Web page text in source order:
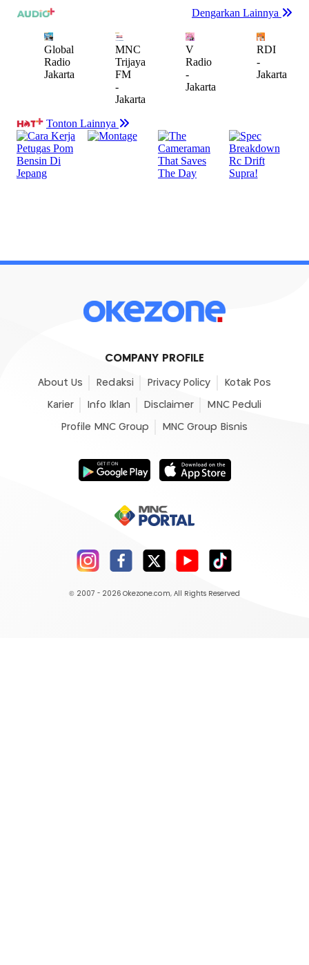
COMPANY PROFILE
About Us Redaksi Privacy Policy Kotak Pos
Karier Info Iklan Disclaimer MNC Peduli
Profile MNC Group MNC Group Bisnis
© 2007 - 2026 Okezone.com, All Rights Reserved